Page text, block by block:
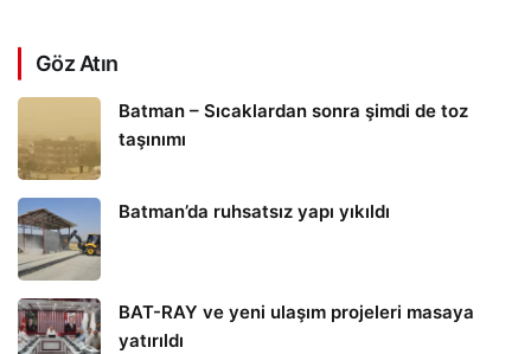
Göz Atın
Batman – Sıcaklardan sonra şimdi de toz
taşınımı
Batman’da ruhsatsız yapı yıkıldı
BAT-RAY ve yeni ulaşım projeleri masaya
yatırıldı